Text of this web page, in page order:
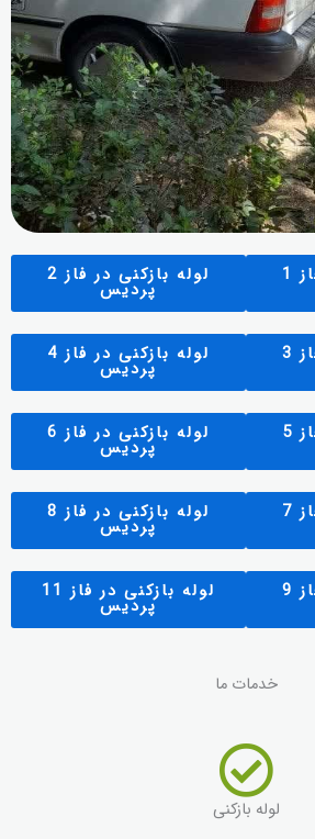
لوله بازکنی در فاز 1 لوله بازکنی در فاز 2
پردیس
لوله بازکنی در فاز 3 لوله بازکنی در فاز 4
پردیس
لوله بازکنی در فاز 5 لوله بازکنی در فاز 6
پردیس
لوله بازکنی در فاز 7 لوله بازکنی در فاز 8
پردیس
لوله بازکنی در فاز 9 لوله بازکنی در فاز 11
پردیس
خدمات ما
لوله بازکنی